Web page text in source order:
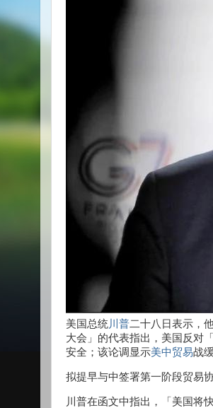
美国总统川普二十八日表示，
大会」的代表指出，美国反对
安全；该论调显示美中贸易战
拟提早与中签署第一阶段贸易
川普在函文中指出，「美国将